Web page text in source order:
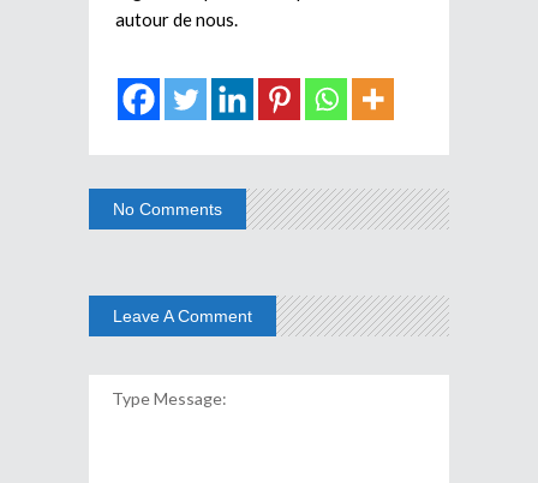
autour de nous.
No Comments
Leave A Comment